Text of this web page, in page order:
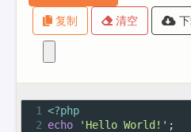
复制
清空
1 <?php
2 echo 'Hello World!' ;